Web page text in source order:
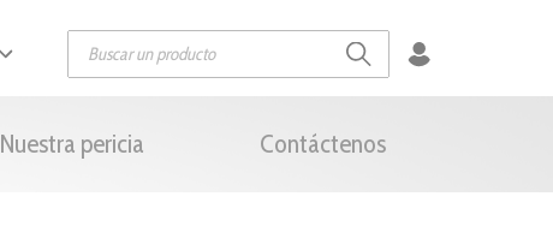
Nuestra pericia Contáctenos